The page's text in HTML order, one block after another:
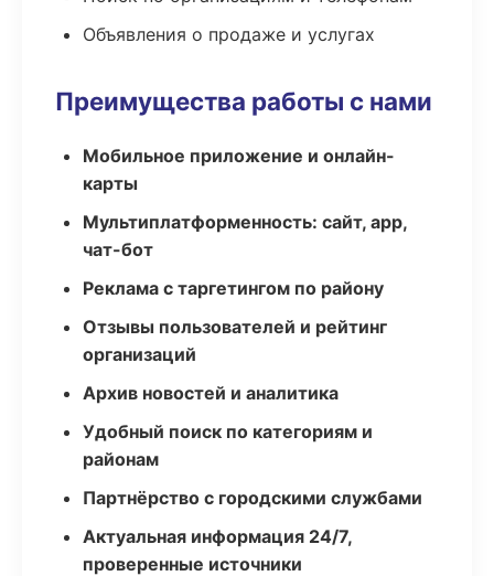
Объявления о продаже и услугах
Преимущества работы с нами
Мобильное приложение и онлайн-
карты
Мультиплатформенность: сайт, app,
чат-бот
Реклама с таргетингом по району
Отзывы пользователей и рейтинг
организаций
Архив новостей и аналитика
Удобный поиск по категориям и
районам
Партнёрство с городскими службами
Актуальная информация 24/7,
проверенные источники